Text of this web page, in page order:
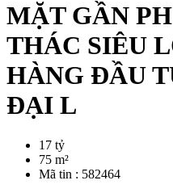
MẶT GẦN
THÁC SIÊU
HÀNG ĐẦU
ĐẠI L
17 tỷ
75 m²
Mã tin : 582464